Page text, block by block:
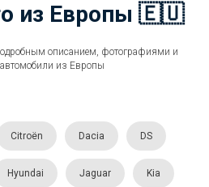
из Европы 🇪🇺
описанием, фотографиями и
из Европы
Citroën Dacia DS
Hyundai Jaguar Kia